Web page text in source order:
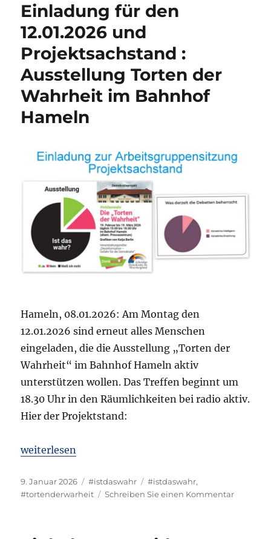
Reineke,
Einladung für den
12.01.2026 und
Projektsachstand :
Ausstellung Torten der
Wahrheit im Bahnhof
Hameln
Hameln, 08.01.2026: Am Montag den
12.01.2026 sind erneut alles Menschen
eingeladen, die die Ausstellung „Torten der
Wahrheit“ im Bahnhof Hameln aktiv
unterstützen wollen. Das Treffen beginnt um
18.30 Uhr in den Räumlichkeiten bei radio aktiv.
Hier der Projektstand:
„Einladung für den 12.01.2026 und
weiterlesen
Veröffentlicht
am
9. Januar 2026 Kategorien
#istdaswahr Schlagwörter
#istdaswahr,
#tortenderwarheit
Schreiben Sie einen Kommentarzu